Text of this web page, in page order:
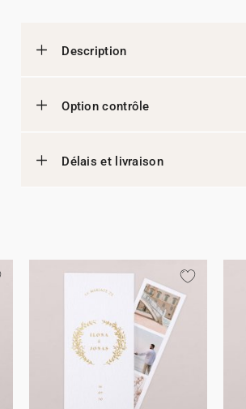
Description
Option contrôle
Délais et livraison